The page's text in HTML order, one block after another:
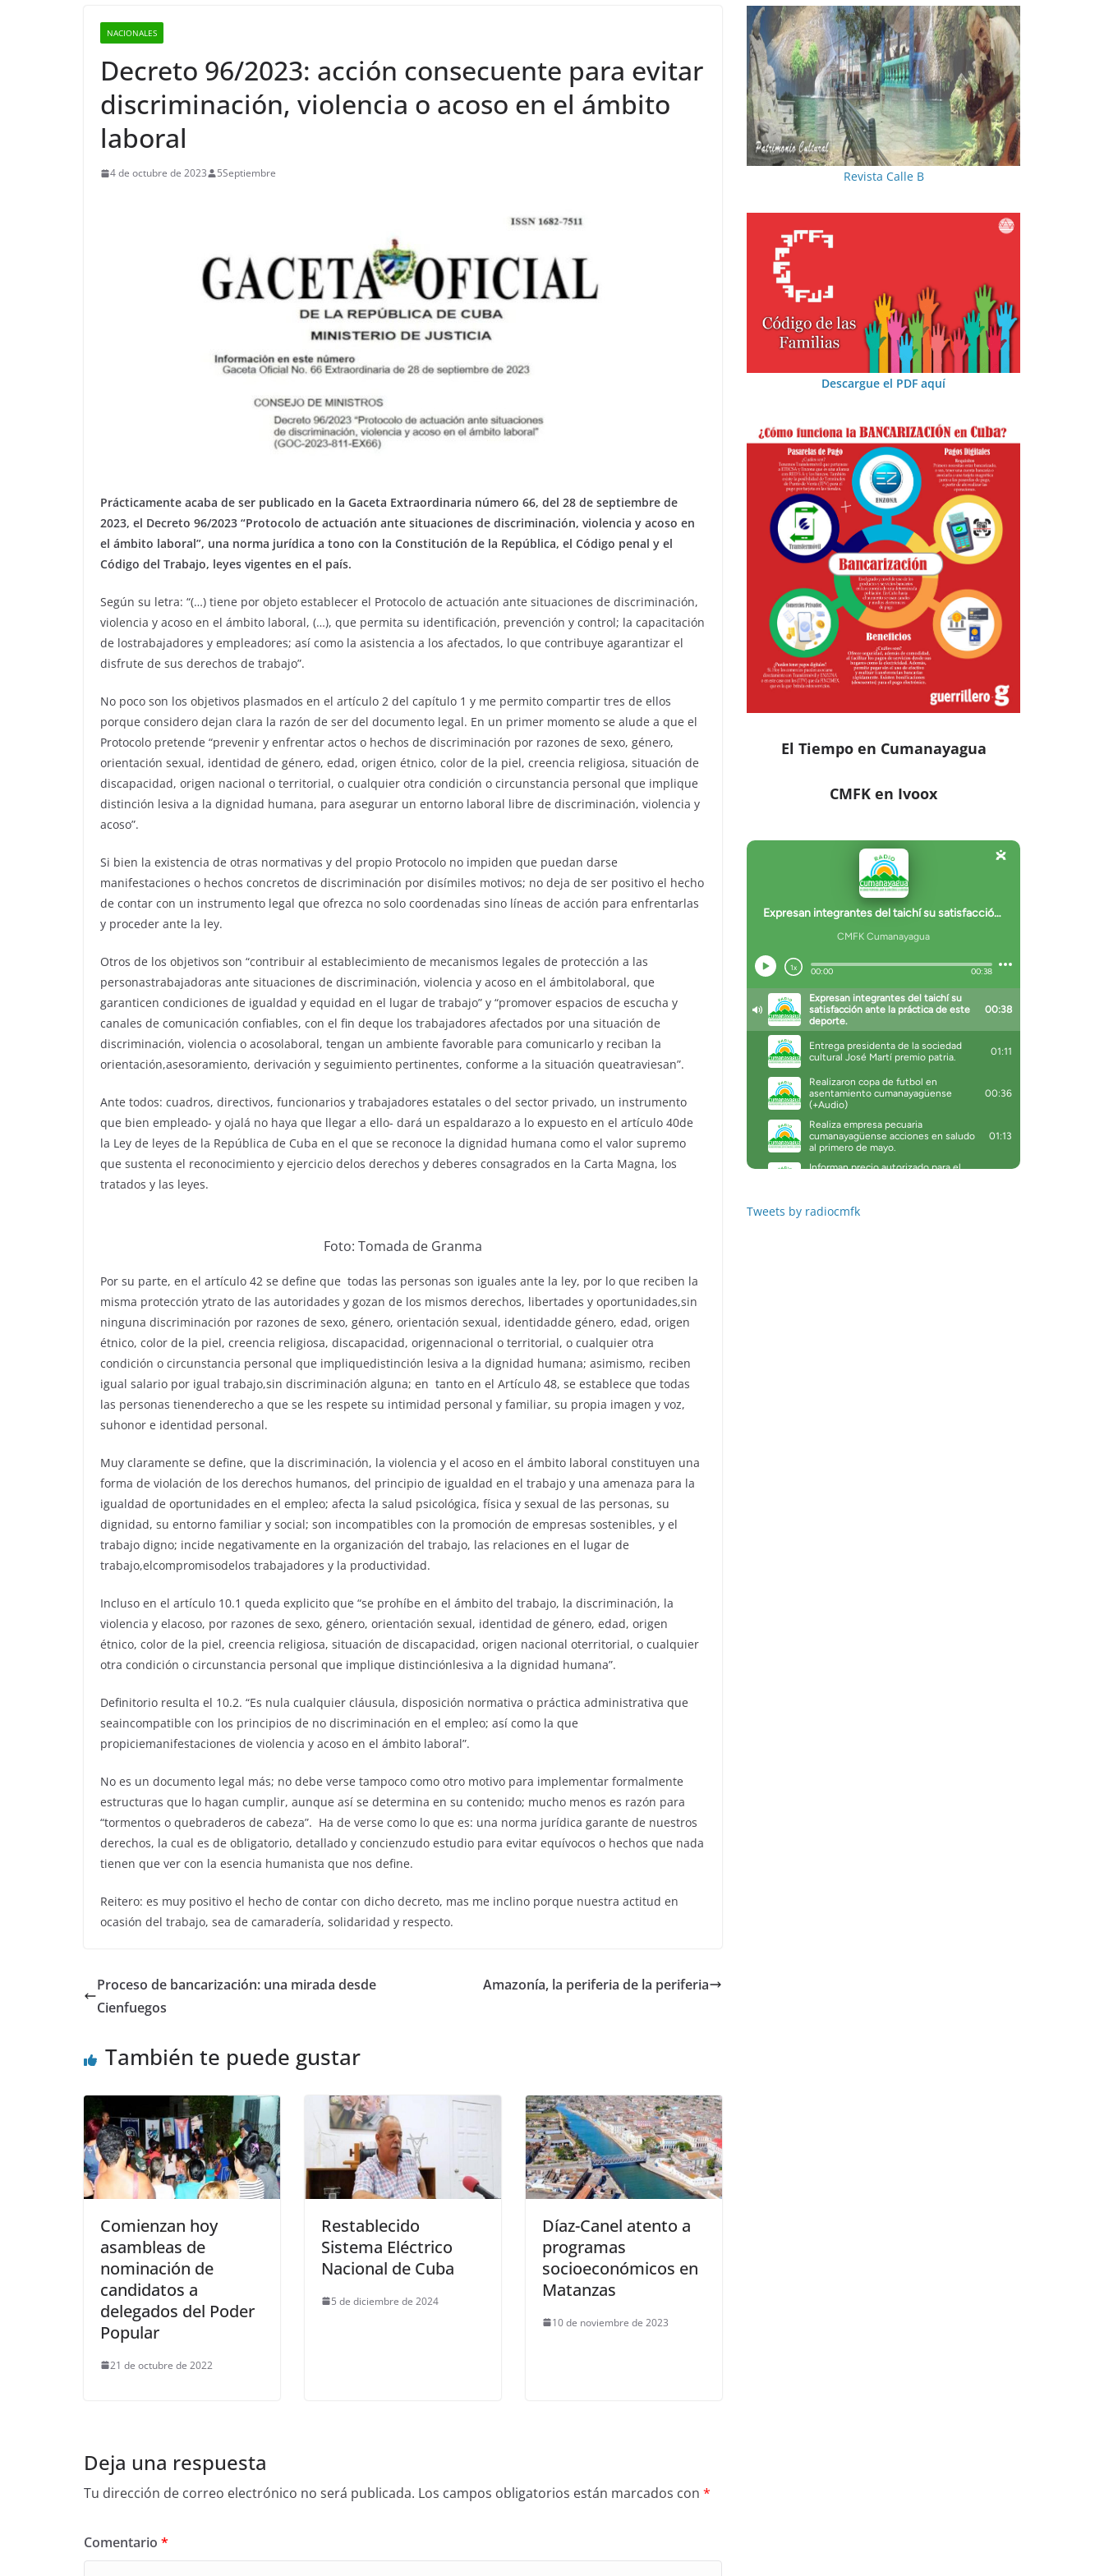
NACIONALES
Decreto 96/2023: acción consecuente para evitar
discriminación, violencia o acoso en el ámbito
laboral
4 de octubre de 2023 5Septiembre
Prácticamente acaba de ser publicado en la Gaceta Extraordinaria número 66, del 28 de septiembre de
2023, el Decreto 96/2023 “Protocolo de actuación ante situaciones de discriminación, violencia y acoso en
el ámbito laboral”, una norma jurídica a tono con la Constitución de la República, el Código penal y el
Código del Trabajo, leyes vigentes en el país.
Según su letra: “(…) tiene por objeto establecer el Protocolo de actuación ante situaciones de discriminación,
violencia y acoso en el ámbito laboral, (…), que permita su identificación, prevención y control; la capacitación
de lostrabajadores y empleadores; así como la asistencia a los afectados, lo que contribuye agarantizar el
disfrute de sus derechos de trabajo”.
No poco son los objetivos plasmados en el artículo 2 del capítulo 1 y me permito compartir tres de ellos
porque considero dejan clara la razón de ser del documento legal. En un primer momento se alude a que el
Protocolo pretende “prevenir y enfrentar actos o hechos de discriminación por razones de sexo, género,
orientación sexual, identidad de género, edad, origen étnico, color de la piel, creencia religiosa, situación de
discapacidad, origen nacional o territorial, o cualquier otra condición o circunstancia personal que implique
distinción lesiva a la dignidad humana, para asegurar un entorno laboral libre de discriminación, violencia y
acoso”.
Si bien la existencia de otras normativas y del propio Protocolo no impiden que puedan darse
manifestaciones o hechos concretos de discriminación por disímiles motivos; no deja de ser positivo el hecho
de contar con un instrumento legal que ofrezca no solo coordenadas sino líneas de acción para enfrentarlas
y proceder ante la ley.
Otros de los objetivos son “contribuir al establecimiento de mecanismos legales de protección a las
personastrabajadoras ante situaciones de discriminación, violencia y acoso en el ámbitolaboral, que
garanticen condiciones de igualdad y equidad en el lugar de trabajo” y “promover espacios de escucha y
canales de comunicación confiables, con el fin deque los trabajadores afectados por una situación de
discriminación, violencia o acosolaboral, tengan un ambiente favorable para comunicarlo y reciban la
orientación,asesoramiento, derivación y seguimiento pertinentes, conforme a la situación queatraviesan”.
Ante todos: cuadros, directivos, funcionarios y trabajadores estatales o del sector privado, un instrumento
que bien empleado- y ojalá no haya que llegar a ello- dará un espaldarazo a lo expuesto en el artículo 40de
la Ley de leyes de la República de Cuba en el que se reconoce la dignidad humana como el valor supremo
que sustenta el reconocimiento y ejercicio delos derechos y deberes consagrados en la Carta Magna, los
tratados y las leyes.
Foto: Tomada de Granma
Por su parte, en el artículo 42 se define que todas las personas son iguales ante la ley, por lo que reciben la
misma protección ytrato de las autoridades y gozan de los mismos derechos, libertades y oportunidades,sin
ninguna discriminación por razones de sexo, género, orientación sexual, identidadde género, edad, origen
étnico, color de la piel, creencia religiosa, discapacidad, origennacional o territorial, o cualquier otra
condición o circunstancia personal que impliquedistinción lesiva a la dignidad humana; asimismo, reciben
igual salario por igual trabajo,sin discriminación alguna; en tanto en el Artículo 48, se establece que todas
las personas tienenderecho a que se les respete su intimidad personal y familiar, su propia imagen y voz,
suhonor e identidad personal.
Muy claramente se define, que la discriminación, la violencia y el acoso en el ámbito laboral constituyen una
forma de violación de los derechos humanos, del principio de igualdad en el trabajo y una amenaza para la
igualdad de oportunidades en el empleo; afecta la salud psicológica, física y sexual de las personas, su
dignidad, su entorno familiar y social; son incompatibles con la promoción de empresas sostenibles, y el
trabajo digno; incide negativamente en la organización del trabajo, las relaciones en el lugar de
trabajo,elcompromisodelos trabajadores y la productividad.
Incluso en el artículo 10.1 queda explicito que “se prohíbe en el ámbito del trabajo, la discriminación, la
violencia y elacoso, por razones de sexo, género, orientación sexual, identidad de género, edad, origen
étnico, color de la piel, creencia religiosa, situación de discapacidad, origen nacional oterritorial, o cualquier
otra condición o circunstancia personal que implique distinciónlesiva a la dignidad humana”.
Definitorio resulta el 10.2. “Es nula cualquier cláusula, disposición normativa o práctica administrativa que
seaincompatible con los principios de no discriminación en el empleo; así como la que
propiciemanifestaciones de violencia y acoso en el ámbito laboral”.
No es un documento legal más; no debe verse tampoco como otro motivo para implementar formalmente
estructuras que lo hagan cumplir, aunque así se determina en su contenido; mucho menos es razón para
“tormentos o quebraderos de cabeza”. Ha de verse como lo que es: una norma jurídica garante de nuestros
derechos, la cual es de obligatorio, detallado y concienzudo estudio para evitar equívocos o hechos que nada
tienen que ver con la esencia humanista que nos define.
Reitero: es muy positivo el hecho de contar con dicho decreto, mas me inclino porque nuestra actitud en
ocasión del trabajo, sea de camaradería, solidaridad y respecto.
Proceso de bancarización: una mirada desde
Cienfuegos
Amazonía, la periferia de la periferia
También te puede gustar
Comienzan hoy
asambleas de
nominación de
candidatos a
delegados del Poder
Popular
21 de octubre de 2022
Restablecido
Sistema Eléctrico
Nacional de Cuba
5 de diciembre de 2024
Díaz-Canel atento a
programas
socioeconómicos en
Matanzas
10 de noviembre de 2023
Deja una respuesta
Tu dirección de correo electrónico no será publicada. Los campos obligatorios están marcados con *
Comentario *
Revista Calle B
Descargue el PDF aquí
El Tiempo en Cumanayagua
CMFK en Ivoox
Tweets by radiocmfk